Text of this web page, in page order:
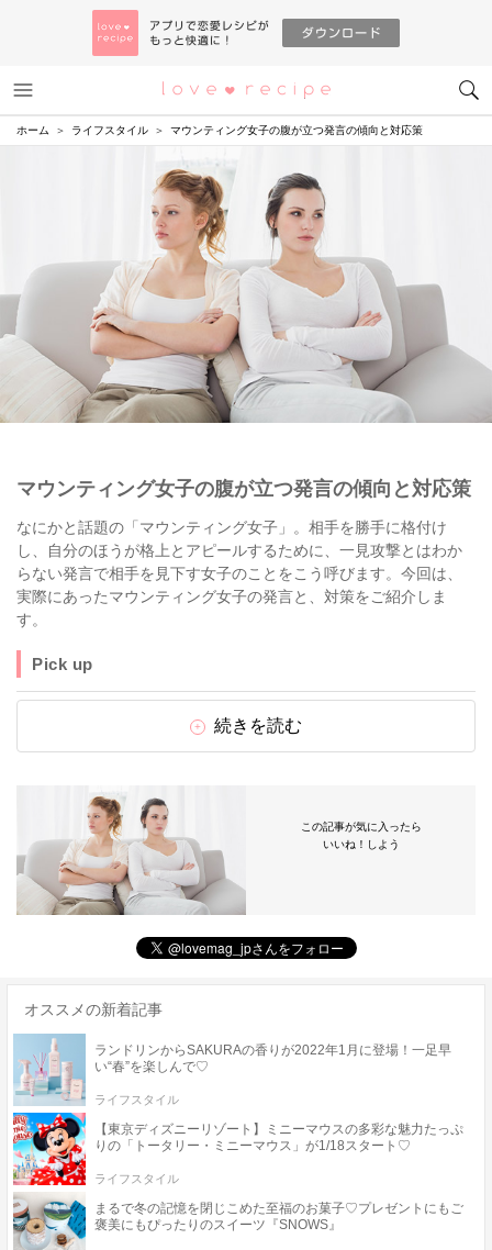
恋愛レシピ
ホーム ライフスタイル マウンティング女子の腹が立つ発言の傾向と対応策
マウンティング女子の腹が立つ発言の傾向と対応策
なにかと話題の「マウンティング女子」。相手を勝手に格付け
し、自分のほうが格上とアピールするために、一見攻撃とはわか
らない発言で相手を見下す女子のことをこう呼びます。今回は、
実際にあったマウンティング女子の発言と、対策をご紹介しま
す。
Pick up
続きを読む
この記事が気に入ったら
いいね！しよう
オススメの新着記事
ランドリンからSAKURAの香りが2022年1月に登場！一足早
い“春”を楽しんで♡
ライフスタイル
【東京ディズニーリゾート】ミニーマウスの多彩な魅力たっぷ
りの「トータリー・ミニーマウス」が1/18スタート♡
ライフスタイル
まるで冬の記憶を閉じこめた至福のお菓子♡プレゼントにもご
褒美にもぴったりのスイーツ『SNOWS』